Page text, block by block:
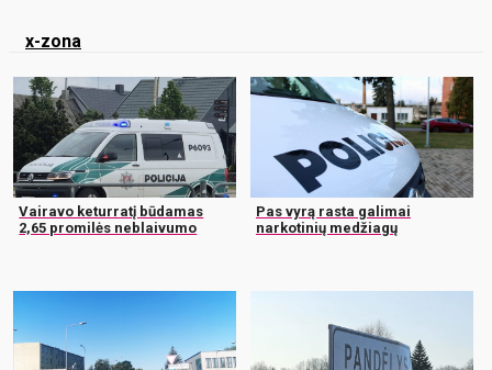
x-zona
Vairavo keturratį būdamas
2,65 promilės neblaivumo
Pas vyrą rasta galimai
narkotinių medžiagų